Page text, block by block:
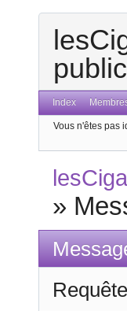
Index
Vous n'êtes pas
»